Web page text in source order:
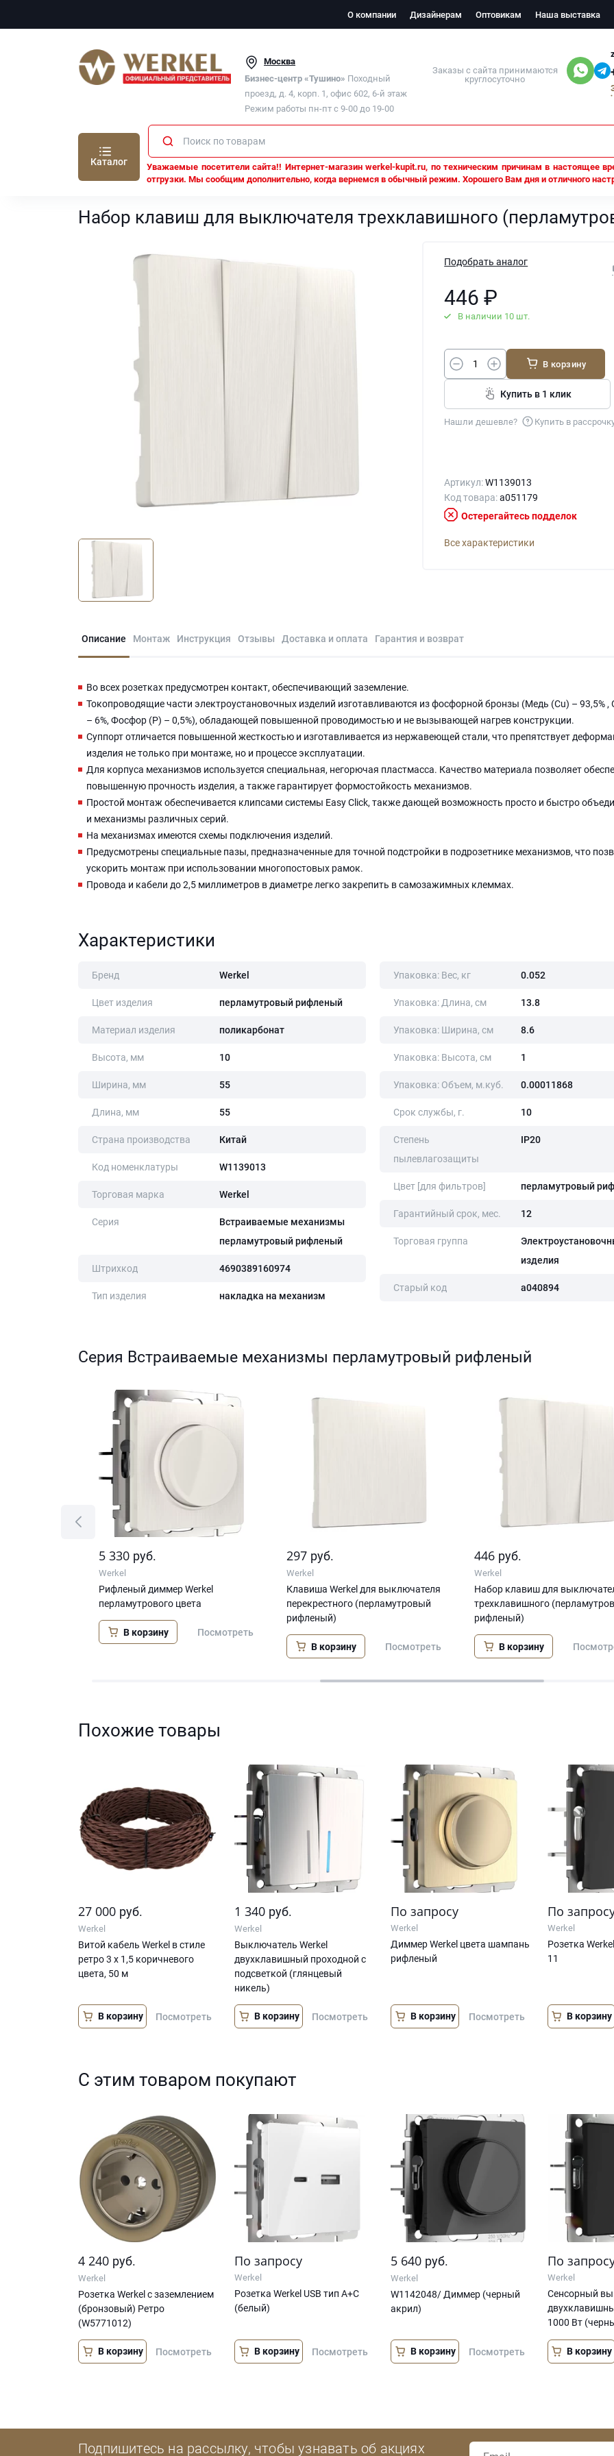
О компании Дизайнерам Оптовикам Наша выставка
Москва
Бизнес-центр «Тушино» Походный
проезд, д. 4, корп. 1, офис 602, 6-й этаж
Режим работы пн-пт с 9-00 до 19-00
Заказы с сайта принимаются
круглосуточно
Каталог
Уважаемые посетители сайта!! Интернет-магазин werkel-kupit.ru, по техническим причинам в настоящее
отгрузки. Мы сообщим дополнительно, когда вернемся в обычный режим. Хорошего Вам дня и отличного
Набор клавиш для выключателя трехклавишного (перламутровый рифленый)
Набор клавиш для выключателя трехклавишного
Подобрать аналог
446₽
В наличии 10 шт.
В корзину
Купить в 1 клик
Нашли дешевле? Купить в
Артикул:W1139013
Код товара:a051179
Остерегайтесь подделок
Все характеристики
Описание Монтаж Инструкция Отзывы Доставка и оплата Гарантия и возврат
Во всех розетках предусмотрен контакт, обеспечивающий заземление.
Токопроводящие части электроустановочных изделий изготавливаются из фосфорной бронзы (Медь (Cu) – 93,5% ,
– 6%, Фосфор (P) – 0,5%), обладающей повышенной проводимостью и не вызывающей нагрев конструкции.
Суппорт отличается повышенной жесткостью и изготавливается из нержавеющей стали, что препятствует
изделия не только при монтаже, но и процессе эксплуатации.
Для корпуса механизмов используется специальная, негорючая пластмасса. Качество материала позволяет
повышенную прочность изделия, а также гарантирует формостойкость механизмов.
Простой монтаж обеспечивается клипсами системы Easy Click, также дающей возможность просто и быстро
и механизмы различных серий.
На механизмах имеются схемы подключения изделий.
Предусмотрены специальные пазы, предназначенные для точной подстройки в подрозетнике механизмов, что
ускорить монтаж при использовании многопостовых рамок.
Провода и кабели до 2,5 миллиметров в диаметре легко закрепить в самозажимных клеммах.
Характеристики
Бренд Werkel
Цвет изделия перламутровый рифленый
Материал изделия поликарбонат
Высота, мм 10
Ширина, мм 55
Длина, мм 55
Страна производства Китай
Код номенклатуры W1139013
Торговая марка Werkel
Серия
Встраиваемые механизмы
перламутровый рифленый
Штрихкод 4690389160974
Тип изделия накладка на механизм
Упаковка: Вес, кг 0.052
Упаковка: Длина, cм 13.8
Упаковка: Ширина, cм 8.6
Упаковка: Высота, cм 1
Упаковка: Объем, м.куб. 0.00011868
Срок службы, г. 10
Степень
пылевлагозащиты
IP20
Цвет [для фильтров] перламутровый
Гарантийный срок, мес. 12
Торговая группа
изделия
Старый код a040894
Серия Встраиваемые механизмы перламутровый рифленый
5 330 руб.
Werkel
Рифленый диммер Werkel
перламутрового цвета
В корзину Посмотреть
297 руб.
Werkel
Клавиша Werkel для выключателя
перекрестного (перламутровый
рифленый)
В корзину Посмотреть
446 руб.
Werkel
Набор клавиш для
трехклавишного
рифленый)
В корзину
Похожие товары
27 000 руб.
Werkel
Витой кабель Werkel в стиле
ретро 3 х 1,5 коричневого
цвета, 50 м
В корзину Посмотреть
1 340 руб.
Werkel
Выключатель Werkel
двухклавишный проходной с
подсветкой (глянцевый
никель)
В корзину Посмотреть
По запросу
Werkel
Диммер Werkel цвета шампань
рифленый
В корзину Посмотреть
По
Werkel
Розетка
11
В корзину
С этим товаром покупают
4 240 руб.
Werkel
Розетка Werkel с заземлением
(бронзовый) Ретро
(W5771012)
В корзину Посмотреть
По запросу
Werkel
Розетка Werkel USB тип A+С
(белый)
В корзину Посмотреть
5 640 руб.
Werkel
W1142048/ Диммер (черный
акрил)
В корзину Посмотреть
По
Werkel
Сенсорный
1000 Вт
В корзину
Подпишитесь на рассылку, чтобы узнавать об акциях